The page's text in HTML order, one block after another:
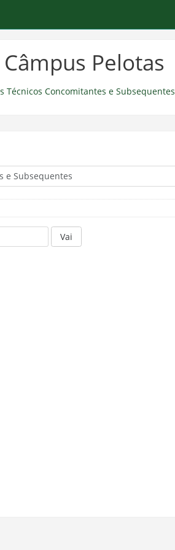
Pelotas
Técnicos Concomitantes e Subsequentes
Vai